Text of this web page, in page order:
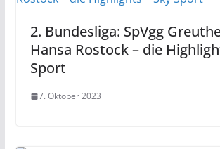
2. Bundesliga: SpVgg
Hansa Rostock – die
Sport
7. Oktober 2023